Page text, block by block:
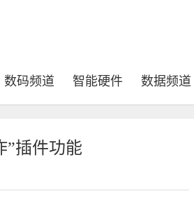
数码频道 智能硬件 数据频道
”插件功能